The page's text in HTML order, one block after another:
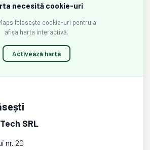
necesită cookie-uri
folosește cookie-uri pentru a
afișa harta interactivă.
Activează harta
SRL
nr. 20